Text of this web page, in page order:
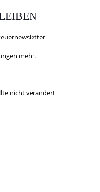
mehr.
nicht verändert